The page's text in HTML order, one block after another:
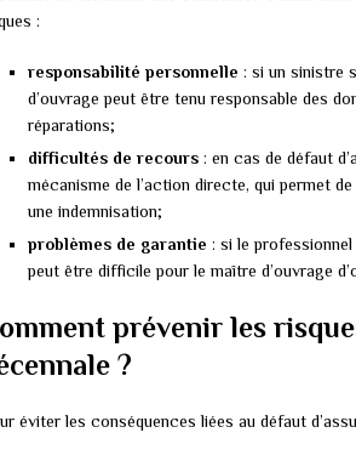
:
responsabilité personnelle : si un sinistre
d’ouvrage peut être tenu responsable des
réparations;
difficultés de recours : en cas de défaut
mécanisme de l’action directe, qui permet
une indemnisation;
problèmes de garantie : si le professionnel
peut être difficile pour le maître d’ouvrage
prévenir les
?
éviter les conséquences liées au défaut